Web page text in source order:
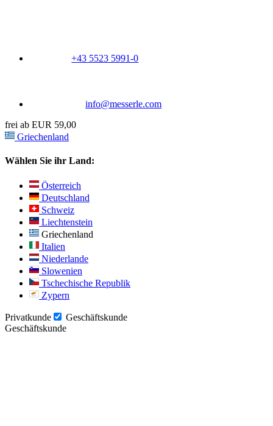
+43 5523 5991-0
info@messerle.com
frei ab EUR 59,00
Griechenland
Wählen Sie ihr Land:
Österreich
Deutschland
Schweiz
Liechtenstein
Griechenland
Italien
Niederlande
Slowenien
Tschechische Republik
Zypern
Privatkunde
Geschäftskunde
Geschäftskunde